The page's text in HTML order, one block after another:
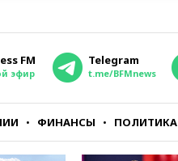
FM
эфир
Telegram
t.me/BFMnews
ФИНАНСЫ ПОЛИТИКА